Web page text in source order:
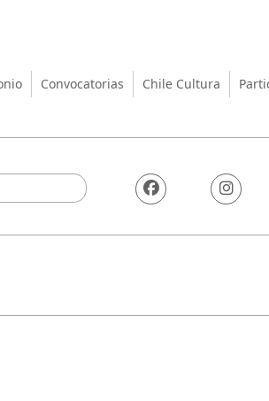
y el
Convocatorias Chile Cultura